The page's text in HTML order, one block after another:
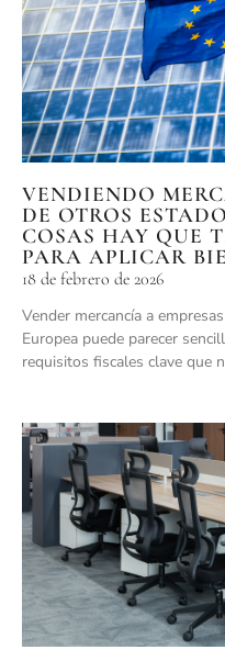
VENDIENDO
DE OTROS
COSAS HAY QUE
PARA APLICAR
18 de febrero de 2026
Vender mercancía a
Europea puede parecer
requisitos fiscales clave que